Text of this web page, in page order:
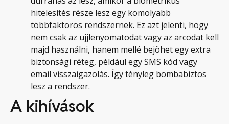
hitelesítés része lesz egy komolyabb
többfaktoros rendszernek. Ez azt jelenti, hogy
nem csak az ujjlenyomatodat vagy az arcodat kell
majd használni, hanem mellé bejöhet egy extra
biztonsági réteg, például egy SMS kód vagy
email visszaigazolás. Így tényleg bombabiztos
lesz a rendszer.
A kihívások